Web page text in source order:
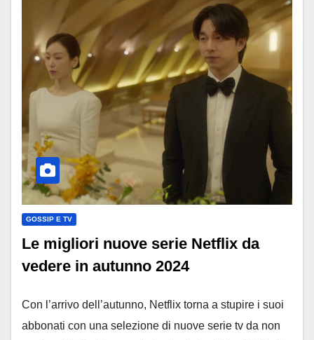
GOSSIP E TV
Le migliori nuove serie Netflix da
vedere in autunno 2024
Con l’arrivo dell’autunno, Netflix torna a stupire i suoi
abbonati con una selezione di nuove serie tv da non